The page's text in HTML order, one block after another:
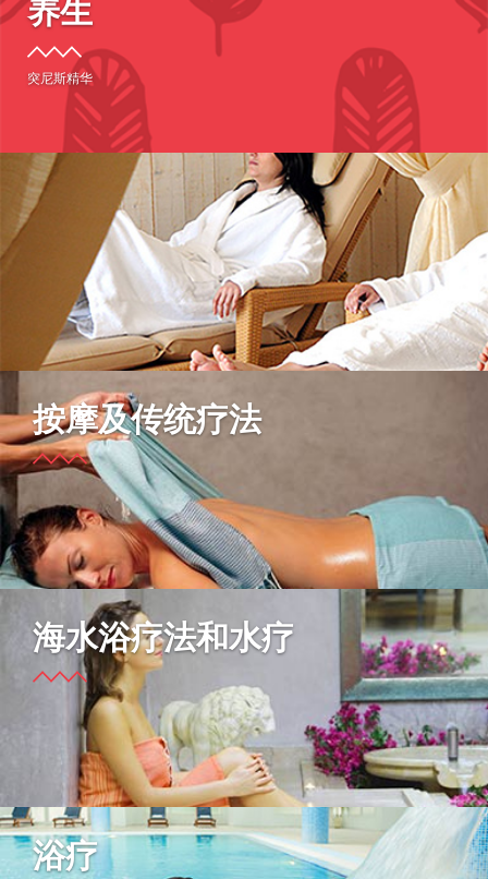
养生
突尼斯精华
按摩及传统疗法
海水浴疗法和水疗
浴疗